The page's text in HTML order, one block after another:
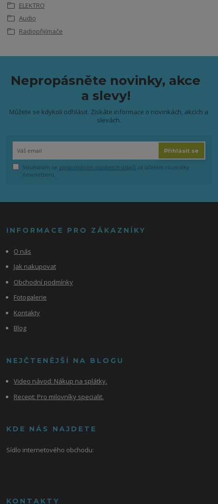
ELEKTRO
Audio
Radiopřijímače
Nepropásněte novinky, akce
a slevy!
Můžete se kdykoli odhlásit. Získáte informace o novinkách, akcích a
slevách.
Přihlásit se
Souhlasím se zpracováním osobních údajů za účelem rozesílky
newsletteru.
INFORMACE PRO ZÁKAZNÍKY
O nás
Jak nakupovat
Obchodní podmínky
Fotogalerie
Kontakty
Blog
NEJČTENĚJŠÍ NA BLOGU
Video návod: Nákup na splátky.
Recept: Pro milovníky specialit.
KDE NÁS NAJDETE
Sídlo internetového obchodu:
KONTAKTY